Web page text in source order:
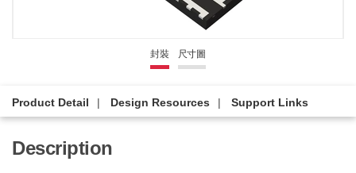
封裝 尺寸圖
Product Detail Design Resources Support Links
Description